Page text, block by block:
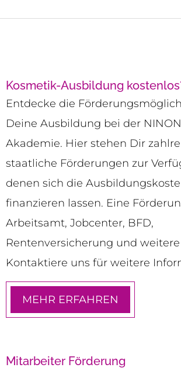
Kosmetik-Ausbildung
Entdecke die
Deine Ausbildung bei der
Akademie. Hier stehen Dir
staatliche Förderungen zur
denen sich die
finanzieren lassen. Eine
Arbeitsamt, Jobcenter, BFD,
Rentenversicherung und
Kontaktiere uns für weitere
MEHR ERFAHREN
Mitarbeiter Förderung